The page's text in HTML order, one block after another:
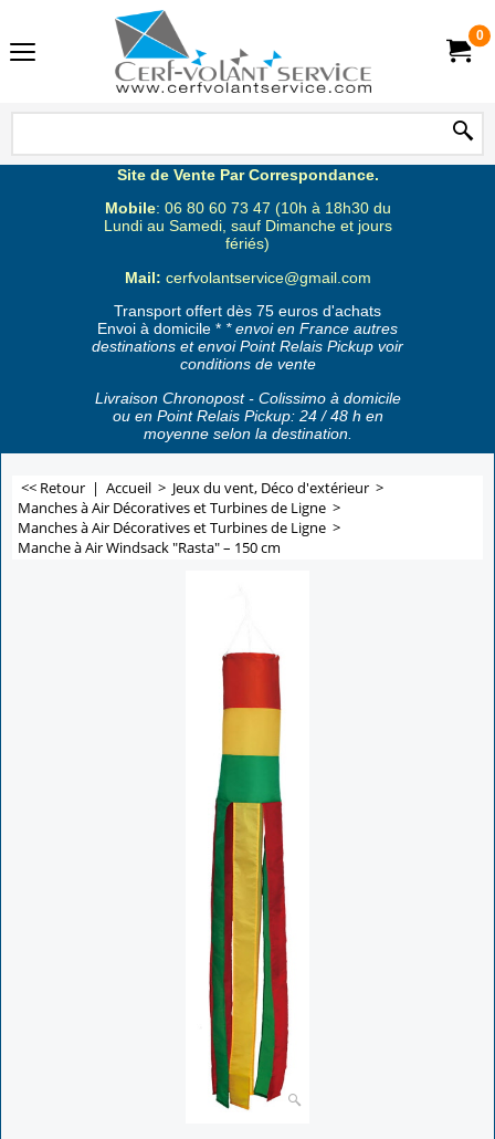
0
Site de Vente Par Correspondance.
Mobile: 06 80 60 73 47 (10h à 18h30 du
Lundi au Samedi, sauf Dimanche et jours
fériés)
Mail: cerfvolantservice@gmail.com
Transport offert dès 75 euros d'achats
Envoi à domicile * * envoi en France autres
destinations et envoi Point Relais Pickup voir
conditions de vente
Livraison Chronopost - Colissimo à domicile
ou en Point Relais Pickup: 24 / 48 h en
moyenne selon la destination.
<< Retour | Accueil > Jeux du vent, Déco d'extérieur >
Manches à Air Décoratives et Turbines de Ligne >
Manches à Air Décoratives et Turbines de Ligne >
Manche à Air Windsack "Rasta" – 150 cm